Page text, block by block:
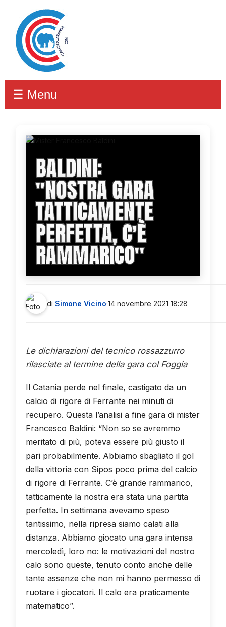
☰ Menu
BALDINI:
''NOSTRA GARA
TATTICAMENTE
PERFETTA, C’È
RAMMARICO''
di Simone Vicino·14 novembre 2021 18:28
Le dichiarazioni del tecnico rossazzurro
rilasciate al termine della gara col Foggia
Il Catania perde nel finale, castigato da un
calcio di rigore di Ferrante nei minuti di
recupero. Questa l’analisi a fine gara di mister
Francesco Baldini: “Non so se avremmo
meritato di più, poteva essere più giusto il
pari probabilmente. Abbiamo sbagliato il gol
della vittoria con Sipos poco prima del calcio
di rigore di Ferrante. C’è grande rammarico,
tatticamente la nostra era stata una partita
perfetta. In settimana avevamo speso
tantissimo, nella ripresa siamo calati alla
distanza. Abbiamo giocato una gara intensa
mercoledì, loro no: le motivazioni del nostro
calo sono queste, tenuto conto anche delle
tante assenze che non mi hanno permesso di
ruotare i giocatori. Il calo era praticamente
matematico”.